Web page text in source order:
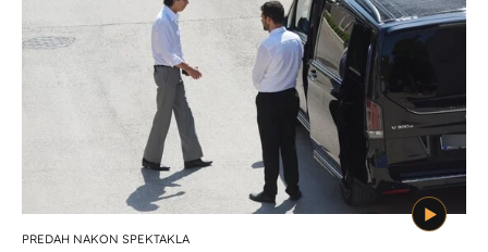
PREDAH NAKON SPEKTAKLA